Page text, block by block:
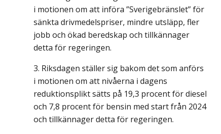
i motionen om att införa ”Sverigebränslet” för
sänkta drivmedelspriser, mindre utsläpp, fler
jobb och ökad beredskap och tillkännager
detta för regeringen.
Riksdagen ställer sig bakom det som anförs
i motionen om att nivåerna i dagens
reduktionsplikt sätts på 19,3 procent för diesel
och 7,8 procent för bensin med start från 2024
och tillkännager detta för regeringen.